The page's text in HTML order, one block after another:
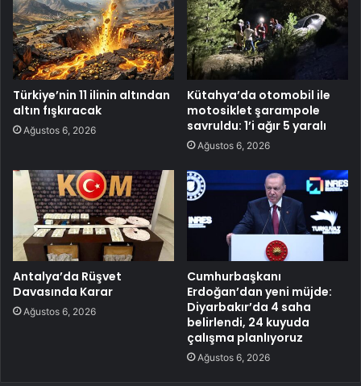
Türkiye’nin 11 ilinin altından
altın fışkıracak
Ağustos 6, 2026
Kütahya’da otomobil ile
motosiklet şarampole
savruldu: 1’i ağır 5 yaralı
Ağustos 6, 2026
Antalya’da Rüşvet
Davasında Karar
Ağustos 6, 2026
Cumhurbaşkanı
Erdoğan’dan yeni müjde:
Diyarbakır’da 4 saha
belirlendi, 24 kuyuda
çalışma planlıyoruz
Ağustos 6, 2026